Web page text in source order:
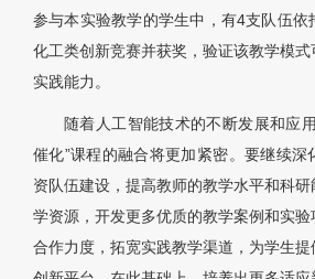
参与本实验教学的学生中，有4支队伍依
化工类创新竞赛并获奖，验证该教学模式
实践能力。
随着人工智能技术的不断发展和应
催化”课程的融合将更加紧密。要继续深
资队伍建设，提高教师的教学水平和科
学资源，开发更多优质的教学案例和实
合作力度，拓宽实践教学渠道，为学生